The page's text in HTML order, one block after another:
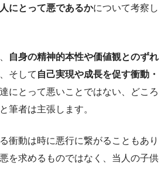
にとって悪であるかについて考察し
自身の精神的本性や価値観とのずれ
、そして 自己実現や成長を促す衝動・
にとって悪いことではない、どころ
と筆者は主張します。
衝動は時に悪行に繋がることもあり
を求めるものではなく、当人の子供